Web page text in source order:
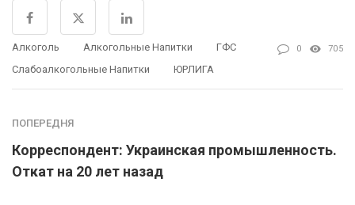
Алкоголь Алкогольные Напитки
ГФС
Слабоалкогольные Напитки
ЮРЛИГА
0 705
ПОПЕРЕДНЯ
Корреспондент: Украинская промышленность.
Откат на 20 лет назад